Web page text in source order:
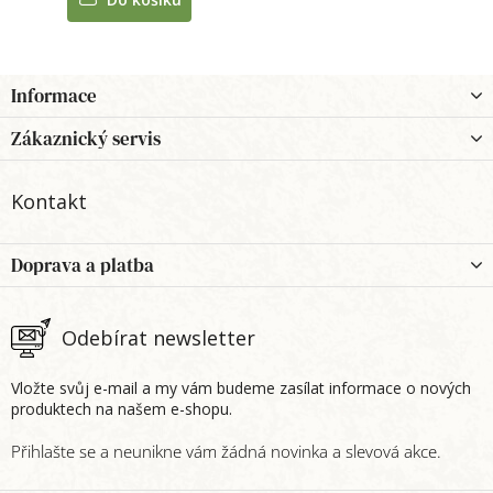
á
p
a
Informace
Zákaznický servis
Kontakt
Odebírat newsletter
Vložte svůj e-mail a my vám budeme zasílat informace o nových
produktech na našem e-shopu.
Doprava a platba